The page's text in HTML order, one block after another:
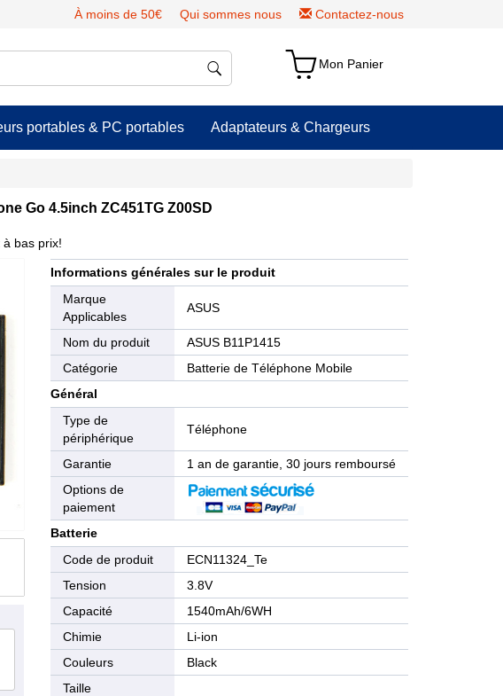
À moins de 50€ Qui sommes nous Contactez-nous
Mon Panier
portables & PC portables Adaptateurs & Chargeurs
Go 4.5inch ZC451TG Z00SD
bas prix!
Informations générales sur le produit
Marque
Applicables
ASUS
Nom du produit
ASUS B11P1415
Catégorie
Batterie de Téléphone Mobile
Général
Type de
périphérique
Téléphone
Garantie
1 an de garantie, 30 jours remboursé
Options de
paiement
Batterie
Code de produit
ECN11324_Te
Tension
3.8V
Capacité
1540mAh/6WH
Chimie
Li-ion
Couleurs
Black
Taille